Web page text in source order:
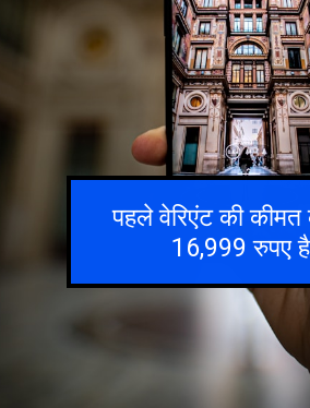
पहले वेरिएंट की कीमत
16,999 रुपए है